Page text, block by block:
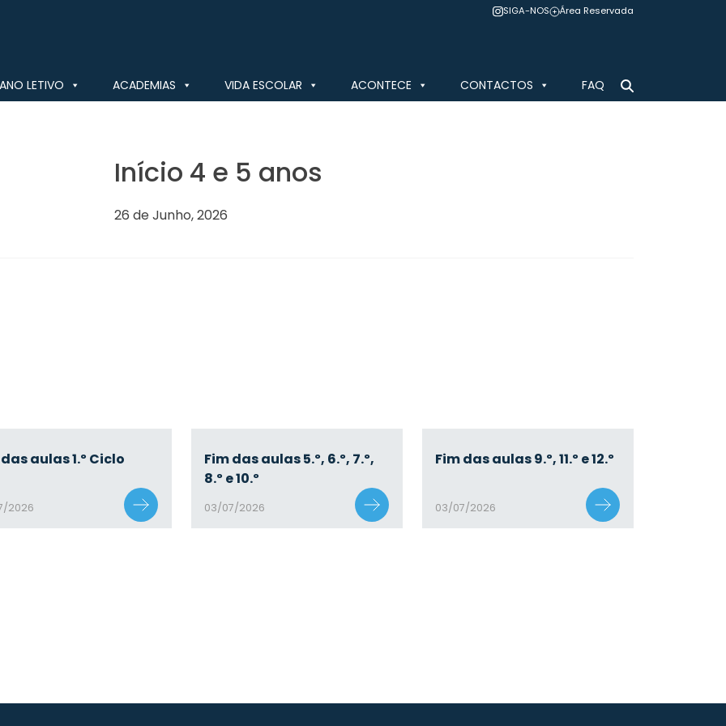
SIGA-NOS Área Reservada
ANO LETIVO ACADEMIAS VIDA ESCOLAR ACONTECE CONTACTOS FAQ
Início 4 e 5 anos
26 de Junho, 2026
aulas 1.º Ciclo
2026
Fim das aulas 5.º, 6.º, 7.º,
8.º e 10.º
03/07/2026
Fim das aulas 9.º, 11.º e 12.º
03/07/2026